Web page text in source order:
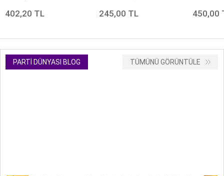
402,20 TL 245,00 TL 450,00
PARTI DÜNYASI BLOG TÜMÜNÜ GÖRÜNTÜLE